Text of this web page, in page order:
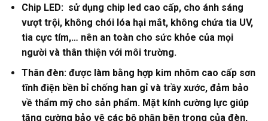
Chip LED: sử dụng chip led cao cấp, cho ánh sáng
vượt trội, không chói lóa hại mắt, không chứa tia UV,
tia cực tím,… nên an toàn cho sức khỏe của mọi
người và thân thiện với môi trường.
Thân đèn: được làm bằng hợp kim nhôm cao cấp sơn
tĩnh điện bền bỉ chống han gỉ và trầy xước, đảm bảo
về thẩm mỹ cho sản phẩm. Mặt kính cường lực giúp
tăng cường bảo vệ các bộ phận bên trong của đèn,